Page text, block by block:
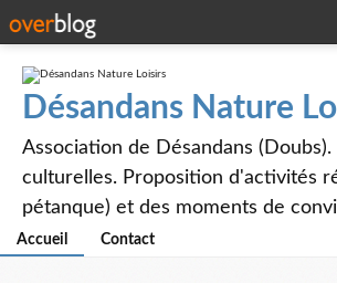
Désandans Nature
Association de Désandans
culturelles. Proposition d'activités
pétanque) et des moments de
Accueil Contact